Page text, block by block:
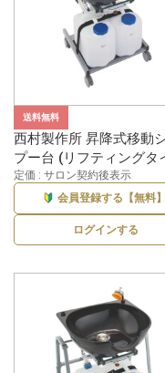
送料無料
西村製作所 昇降式移動
プー台 (リフティングタ
定価 : サロン契約後表示
会員登録する【無料】
ログインする